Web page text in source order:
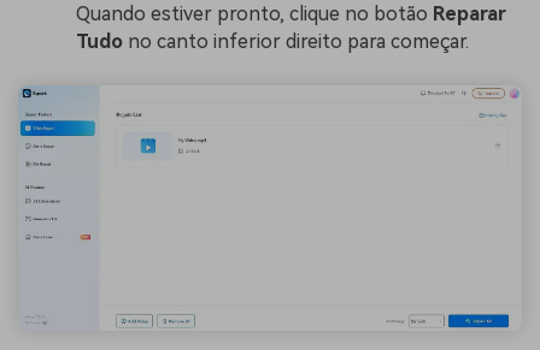
Quando estiver pronto, clique no botão Reparar
Tudo no canto inferior direito para começar.